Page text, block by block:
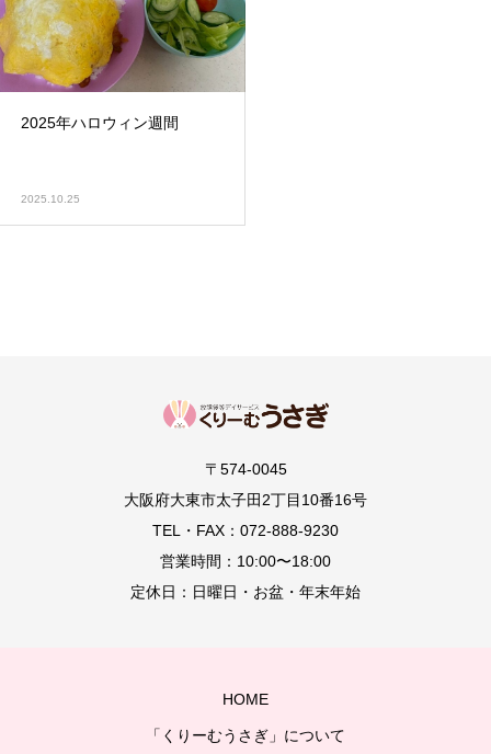
2025年ハロウィン週間
2025.10.25
〒574-0045
大阪府大東市太子田2丁目10番16号
TEL・FAX：072-888-9230
営業時間：10:00〜18:00
定休日：日曜日・お盆・年末年始
HOME
「くりーむうさぎ」について